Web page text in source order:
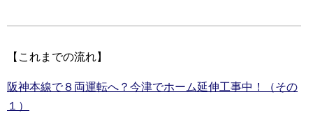
【これまでの流れ】
阪神本線で８両運転へ？今津でホーム延伸工事中！（その
１）